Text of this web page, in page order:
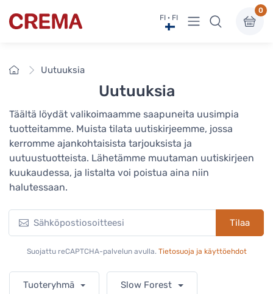
Crema FI · FI Näytä valikko
0
EtusivuUutuuksia
Uutuuksia
Täältä löydät valikoimaamme saapuneita uusimpia
tuotteitamme. Muista tilata uutiskirjeemme, jossa
kerromme ajankohtaisista tarjouksista ja
uutuustuotteista. Lähetämme muutaman uutiskirjeen
kuukaudessa, ja listalta voi poistua aina niin
halutessaan.
Tilaa
Suojattu reCAPTCHA-palvelun avulla. Tietosuoja ja käyttöehdot
Tuoteryhmä Slow Forest